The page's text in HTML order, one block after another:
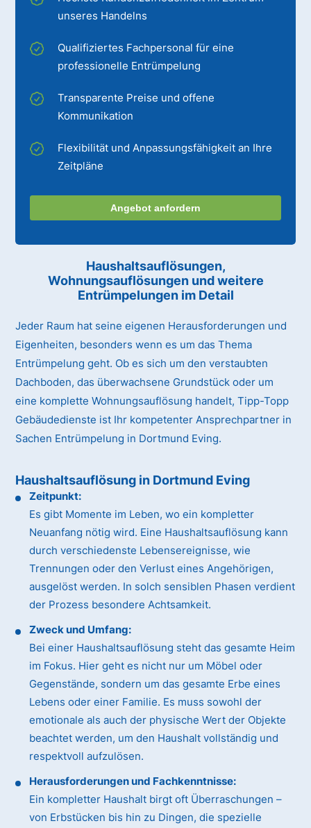
unseres Handelns
Qualifiziertes Fachpersonal für eine
professionelle Entrümpelung
Transparente Preise und offene
Kommunikation
Flexibilität und Anpassungsfähigkeit an Ihre
Zeitpläne
Angebot anfordern
Haushaltsauflösungen,
Wohnungsauflösungen und weitere
Entrümpelungen im Detail
Jeder Raum hat seine eigenen Herausforderungen und
Eigenheiten, besonders wenn es um das Thema
Entrümpelung geht. Ob es sich um den verstaubten
Dachboden, das überwachsene Grundstück oder um
eine komplette Wohnungsauflösung handelt, Tipp-Topp
Gebäudedienste ist Ihr kompetenter Ansprechpartner in
Sachen Entrümpelung in Dortmund Eving.
Haushaltsauflösung in Dortmund Eving
Zeitpunkt:
Es gibt Momente im Leben, wo ein kompletter
Neuanfang nötig wird. Eine Haushaltsauflösung kann
durch verschiedenste Lebensereignisse, wie
Trennungen oder den Verlust eines Angehörigen,
ausgelöst werden. In solch sensiblen Phasen verdient
der Prozess besondere Achtsamkeit.
Zweck und Umfang:
Bei einer Haushaltsauflösung steht das gesamte Heim
im Fokus. Hier geht es nicht nur um Möbel oder
Gegenstände, sondern um das gesamte Erbe eines
Lebens oder einer Familie. Es muss sowohl der
emotionale als auch der physische Wert der Objekte
beachtet werden, um den Haushalt vollständig und
respektvoll aufzulösen.
Herausforderungen und Fachkenntnisse:
Ein kompletter Haushalt birgt oft Überraschungen –
von Erbstücken bis hin zu Dingen, die spezielle